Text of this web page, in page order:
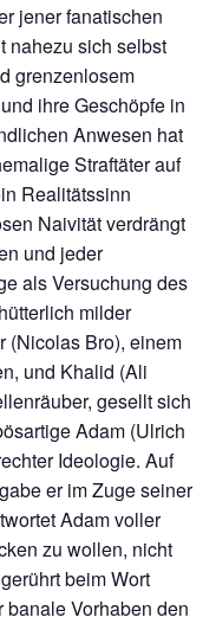
jener fanatischen
nahezu sich selbst
grenzenlosem
ihre Geschöpfe in
Anwesen hat
Straftäter auf
Realitätssinn
Naivität verdrängt
und jeder
als Versuchung des
milder
(Nicolas Bro), einem
und Khalid (Ali
gesellt sich
Adam (Ulrich
Ideologie. Auf
er im Zuge seiner
Adam voller
zu wollen, nicht
beim Wort
Vorhaben den